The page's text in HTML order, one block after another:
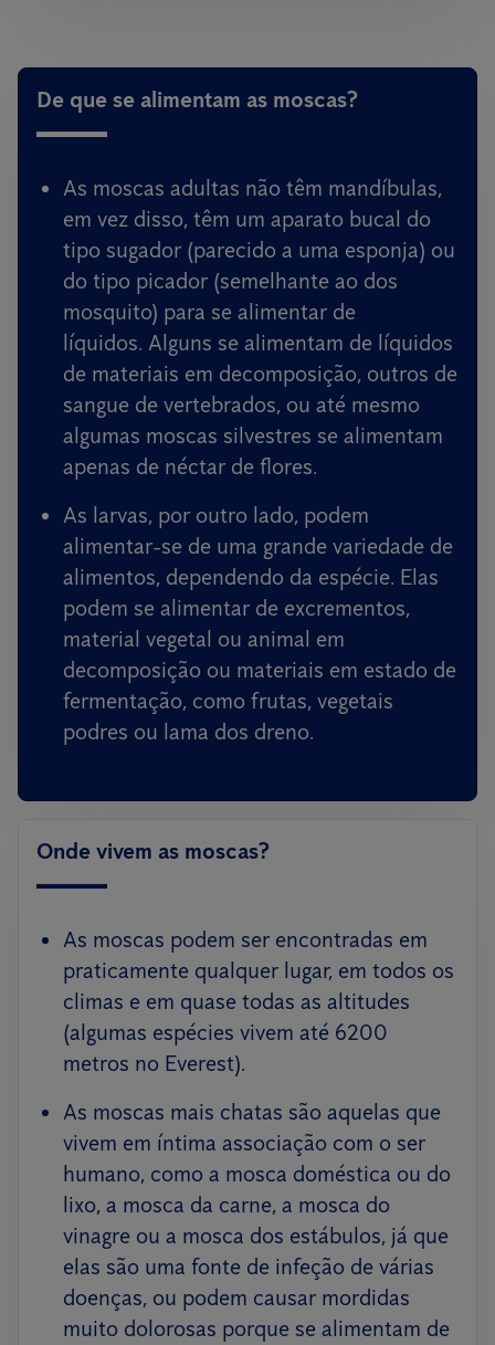
De que se alimentam as moscas?
As moscas adultas não têm mandíbulas,
em vez disso, têm um aparato bucal do
tipo sugador (parecido a uma esponja) ou
do tipo picador (semelhante ao dos
mosquito) para se alimentar de
líquidos. Alguns se alimentam de líquidos
de materiais em decomposição, outros de
sangue de vertebrados, ou até mesmo
algumas moscas silvestres se alimentam
apenas de néctar de flores.
As larvas, por outro lado, podem
alimentar-se de uma grande variedade de
alimentos, dependendo da espécie. Elas
podem se alimentar de excrementos,
material vegetal ou animal em
decomposição ou materiais em estado de
fermentação, como frutas, vegetais
podres ou lama dos dreno.
Onde vivem as moscas?
As moscas podem ser encontradas em
praticamente qualquer lugar, em todos os
climas e em quase todas as altitudes
(algumas espécies vivem até 6200
metros no Everest).
As moscas mais chatas são aquelas que
vivem em íntima associação com o ser
humano, como a mosca doméstica ou do
lixo, a mosca da carne, a mosca do
vinagre ou a mosca dos estábulos, já que
elas são uma fonte de infeção de várias
doenças, ou podem causar mordidas
muito dolorosas porque se alimentam de